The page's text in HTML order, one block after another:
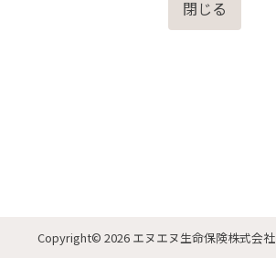
閉じる
Copyright© 2026 エヌエヌ生命保険株式会社